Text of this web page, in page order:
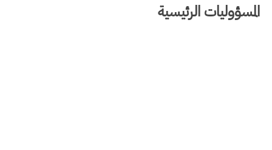
المسؤوليات الرئيسية